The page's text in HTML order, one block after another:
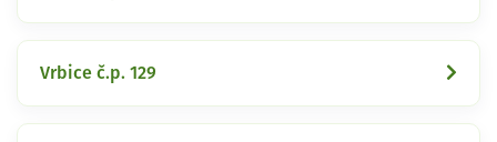
Vrbice č.p. 129